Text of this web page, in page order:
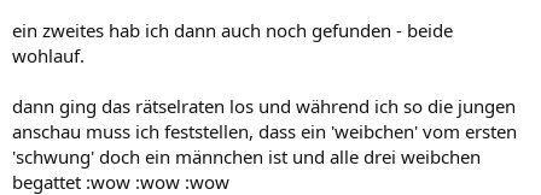
ein zweites hab ich dann auch noch gefunden - beide
wohlauf.
dann ging das rätselraten los und während ich so die jungen
anschau muss ich feststellen, dass ein 'weibchen' vom ersten
'schwung' doch ein männchen ist und alle drei weibchen
begattet :wow :wow :wow